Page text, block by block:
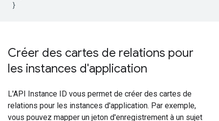
Créer des cartes de relations pour
les instances d'application
L'API Instance ID vous permet de créer des cartes de
relations pour les instances d'application. Par exemple,
vous pouvez mapper un jeton d'enregistrement à un sujet